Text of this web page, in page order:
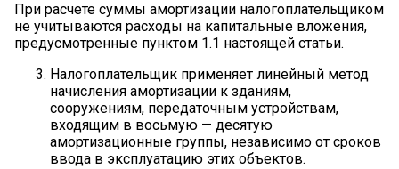
При расчете суммы амортизации налогоплательщиком
не учитываются расходы на капитальные вложения,
предусмотренные пунктом 1.1 настоящей статьи.
Налогоплательщик применяет линейный метод
начисления амортизации к зданиям,
сооружениям, передаточным устройствам,
входящим в восьмую — десятую
амортизационные группы, независимо от сроков
ввода в эксплуатацию этих объектов.